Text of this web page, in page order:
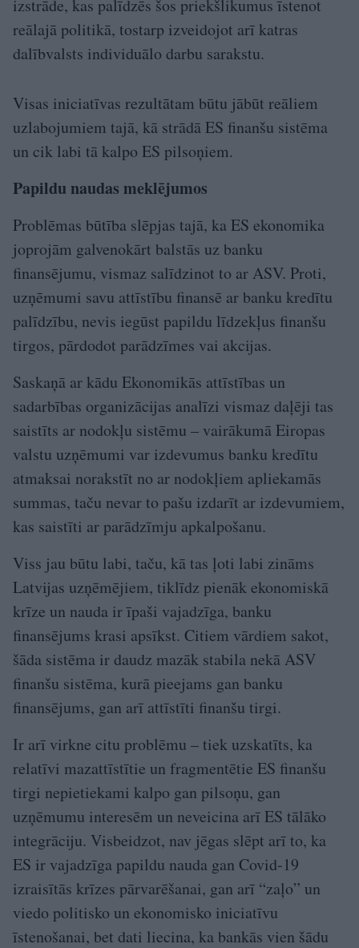
izstrāde, kas palīdzēs šos priekšlikumus īstenot
reālajā politikā, tostarp izveidojot arī katras
dalībvalsts individuālo darbu sarakstu.
Visas iniciatīvas rezultātam būtu jābūt reāliem
uzlabojumiem tajā, kā strādā ES finanšu sistēma
un cik labi tā kalpo ES pilsoņiem.
Papildu naudas meklējumos
Problēmas būtība slēpjas tajā, ka ES ekonomika
jo­projām galvenokārt balstās uz banku
finansējumu, vismaz salīdzinot to ar ASV. Proti,
uzņēmumi savu attīstību finansē ar banku kredītu
palīdzību, nevis iegūst papildu līdzekļus finanšu
tirgos, pārdodot parād­zīmes vai akcijas.
Saskaņā ar kādu Ekonomikās attīstības un
sadarbības organizācijas analīzi vismaz daļēji tas
saistīts ar nodokļu sistēmu – vairākumā Eiropas
valstu uzņēmumi var izdevumus banku kredītu
atmaksai norakstīt no ar nodokļiem apliekamās
summas, taču nevar to pašu izdarīt ar izdevumiem,
kas saistīti ar parādzīmju apkalpošanu.
Viss jau būtu labi, taču, kā tas ļoti labi zināms
Latvijas uzņēmējiem, tiklīdz pienāk ekonomiskā
krīze un nauda ir īpaši vajadzīga, banku
finansējums krasi apsīkst. Citiem vārdiem sakot,
šāda sistēma ir daudz mazāk stabila nekā ASV
finanšu sistēma, kurā pieejams gan banku
finansējums, gan arī attīstīti finanšu tirgi.
Ir arī virkne citu problēmu – tiek uzskatīts, ka
relatīvi mazattīstītie un fragmentētie ES finanšu
tirgi nepietiekami kalpo gan pilsoņu, gan
uzņēmumu interesēm un neveicina arī ES tālāko
integrāciju. Visbeidzot, nav jēgas slēpt arī to, ka
ES ir vajadzīga papildu nauda gan Covid-19
izraisītās krīzes pārvarēšanai, gan arī “zaļo” un
viedo politisko un ekonomisko iniciatīvu
īstenošanai, bet dati liecina, ka bankās vien šādu